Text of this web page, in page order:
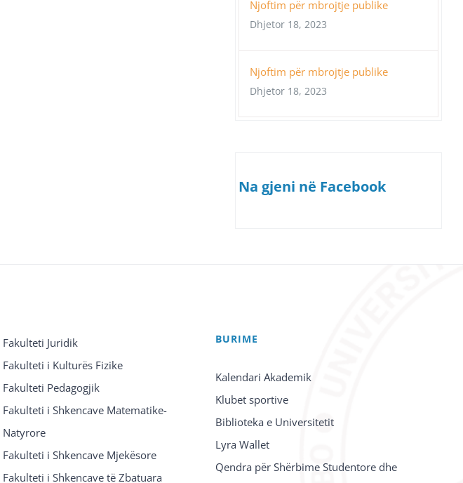
Njoftim për mbrojtje publike
Dhjetor 18, 2023
Njoftim për mbrojtje publike
Dhjetor 18, 2023
Na gjeni në Facebook
Fakulteti Juridik
Fakulteti i Kulturës Fizike
Fakulteti Pedagogjik
Fakulteti i Shkencave Matematike-
Natyrore
Fakulteti i Shkencave Mjekësore
Fakulteti i Shkencave të Zbatuara
BURIME
Kalendari Akademik
Klubet sportive
Biblioteka e Universitetit
Lyra Wallet
Qendra për Shërbime Studentore dhe